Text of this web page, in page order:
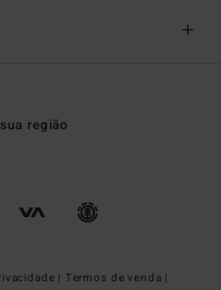
região
| Termos de venda |